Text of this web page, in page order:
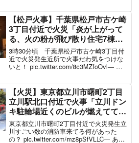
(@inuhacchi) Octo...
【松戸火事】千葉県松戸市古ケ崎
3丁目付近で火災「炎が上がって
る、火の粉が飛び散り住宅7棟に
延焼」3人病院搬送1人死亡 #松戸
11月28日
3時30分頃 千葉県松戸市古ケ崎3丁目付
近で火災発生近所で火事だわ気をつけな
いと！ pic.twitter.com/8c3MZfoOvl— に
【火災】東京都立川市曙町2丁目
立川駅北口付近で火事「立川ドン
キ駐輪場近くのビルが燃えてて消
防車集結、めっちゃ焦げ臭い」6
月30日
東京都立川市曙町2丁目付近で火災発生立
川すごい数の消防車来てる何があった
の？ pic.twitter.com/mz8pSfVLLC— あり